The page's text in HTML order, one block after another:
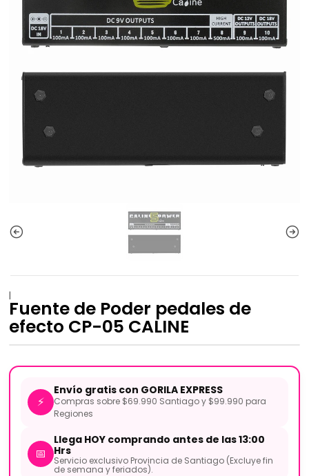
|
Fuente de Poder pedales de
efecto CP-05 CALINE
⚡
Envío gratis con GORILA EXPRESS
Compras sobre $69.990 Santiago y $99.990 para
Regiones
📅
Llega HOY comprando antes de las 13:00
Hrs
Servicio exclusivo Provincia de Santiago (Excluye fin
de semana y feriados).